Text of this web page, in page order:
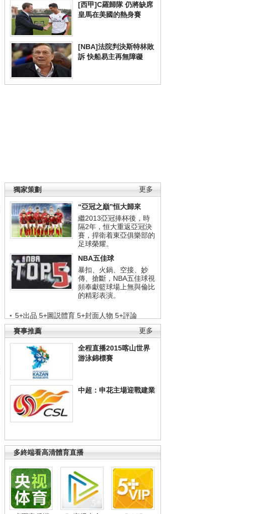
[西甲]C羅歸隊 仍將缺席
皇馬在美國的熱身賽
[NBA]法院判決斯特林敗
訴 快船易主再無障礙
更多
獨家策劃
“亞冠之巔”恒大歸來
繼2013亞冠捧杯後，時
隔2年，恒大重返亞冠決
賽，捍衛着東亞俱樂部的
足球榮耀。
NBA五佳球
暴扣、火鍋、空接、妙
傳、搶斷，NBA五佳球視
頻奉獻籃球場上無與倫比
的精彩表演。
5+出品 5+圖説體育 5+封面人物 5+評論
更多
賽事推薦
全程直播2015喀山世界
游泳錦標賽
中超：申花主場迎戰建業
多終端看高清體育直播